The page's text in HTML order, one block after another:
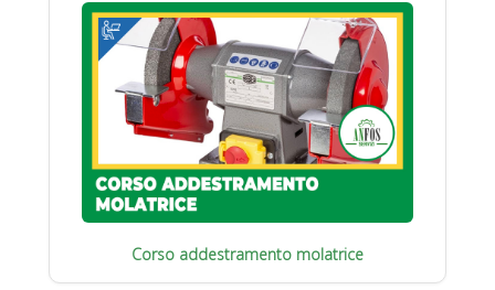
Corso addestramento molatrice